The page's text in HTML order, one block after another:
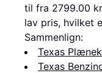
til fra 2799.00
lav pris, hvilket
Sammenlign:
Texas
Texas